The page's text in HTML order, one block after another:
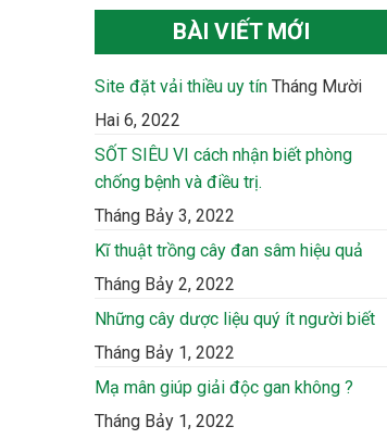
BÀI VIẾT MỚI
Site đặt vải thiều uy tín Tháng Mười
Hai 6, 2022
SỐT SIÊU VI cách nhận biết phòng
chống bệnh và điều trị.
Tháng Bảy 3, 2022
Kĩ thuật trồng cây đan sâm hiệu quả
Tháng Bảy 2, 2022
Những cây dược liệu quý ít người biết
Tháng Bảy 1, 2022
Mạ mân giúp giải độc gan không ?
Tháng Bảy 1, 2022